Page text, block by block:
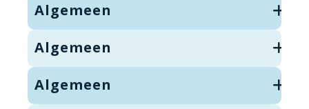
Algemeen
Algemeen
Algemeen